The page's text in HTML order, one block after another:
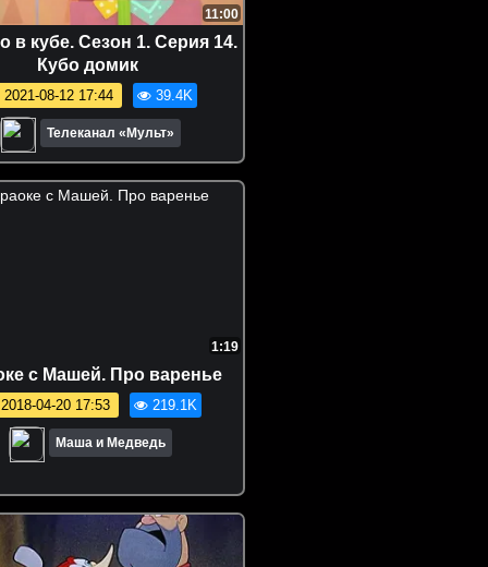
11:00
в кубе. Сезон 1. Серия 14.
Кубо домик
2021-08-12 17:44 39.4K
Телеканал «Мульт»
1:19
с Машей. Про варенье
2018-04-20 17:53 219.1K
Маша и Медведь